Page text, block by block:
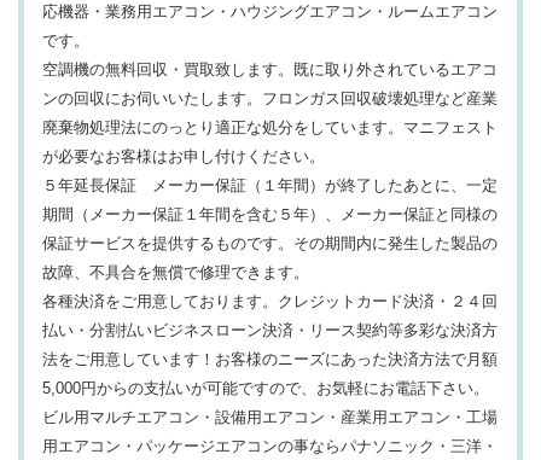
応機器・業務用エアコン・ハウジングエアコン・ルームエアコン
です。
空調機の無料回収・買取致します。既に取り外されているエアコ
ンの回収にお伺いいたします。フロンガス回収破壊処理など産業
廃棄物処理法にのっとり適正な処分をしています。マニフェスト
が必要なお客様はお申し付けください。
５年延長保証 メーカー保証（１年間）が終了したあとに、一定
期間（メーカー保証１年間を含む５年）、メーカー保証と同様の
保証サービスを提供するものです。その期間内に発生した製品の
故障、不具合を無償で修理できます。
各種決済をご用意しております。クレジットカード決済・２４回
払い・分割払いビジネスローン決済・リース契約等多彩な決済方
法をご用意しています！お客様のニーズにあった決済方法で月額
5,000円からの支払いが可能ですので、お気軽にお電話下さい。
ビル用マルチエアコン・設備用エアコン・産業用エアコン・工場
用エアコン・パッケージエアコンの事ならパナソニック・三洋・